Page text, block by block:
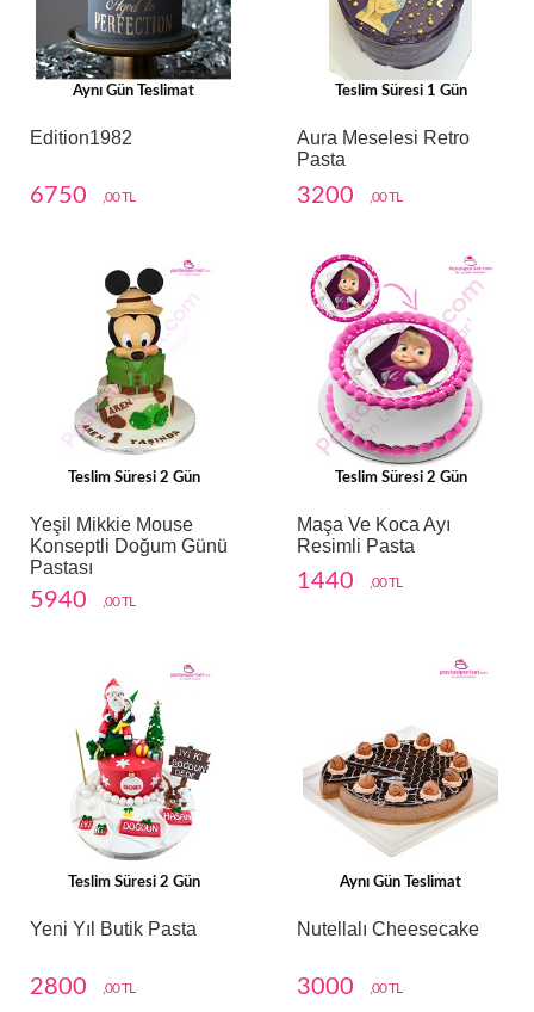
Aynı Gün Teslimat
Edition1982
6750 ,00 TL
Teslim Süresi 1 Gün
Aura Meselesi Retro
Pasta
3200 ,00 TL
Teslim Süresi 2 Gün
Yeşil Mikkie Mouse
Konseptli Doğum Günü
Pastası
5940 ,00 TL
Teslim Süresi 2 Gün
Maşa Ve Koca Ayı
Resimli Pasta
1440 ,00 TL
Teslim Süresi 2 Gün
Yeni Yıl Butik Pasta
2800 ,00 TL
Aynı Gün Teslimat
Nutellalı Cheesecake
3000 ,00 TL